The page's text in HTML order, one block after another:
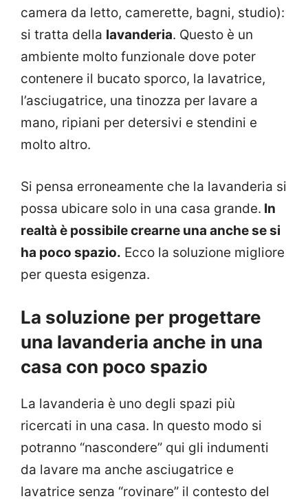
camera da letto, camerette, bagni, studio):
si tratta della lavanderia. Questo è un
ambiente molto funzionale dove poter
contenere il bucato sporco, la lavatrice,
l’asciugatrice, una tinozza per lavare a
mano, ripiani per detersivi e stendini e
molto altro.
Si pensa erroneamente che la lavanderia si
possa ubicare solo in una casa grande. In
realtà è possibile crearne una anche se si
ha poco spazio. Ecco la soluzione migliore
per questa esigenza.
La soluzione per progettare
una lavanderia anche in una
casa con poco spazio
La lavanderia è uno degli spazi più
ricercati in una casa. In questo modo si
potranno “nascondere” qui gli indumenti
da lavare ma anche asciugatrice e
lavatrice senza “rovinare” il contesto del